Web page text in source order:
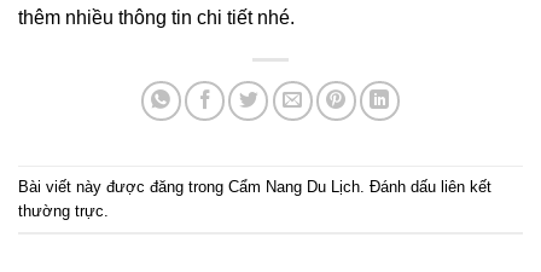
thêm nhiều thông tin chi tiết nhé.
Bài viết này được đăng trong Cẩm Nang Du Lịch . Đánh dấu liên kết
thường trực